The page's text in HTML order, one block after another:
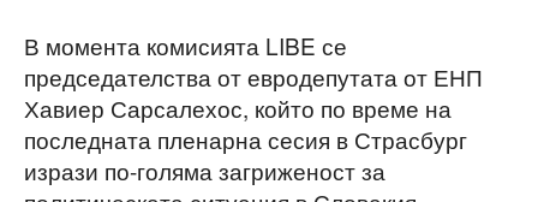
В момента комисията LIBE се
председателства от евродепутата от ЕНП
Хавиер Сарсалехос, който по време на
последната пленарна сесия в Страсбург
изрази по-голяма загриженост за